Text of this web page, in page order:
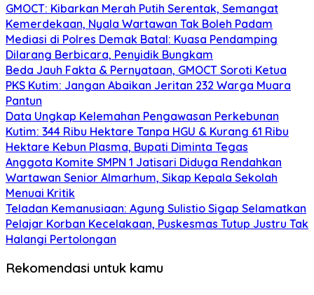
GMOCT: Kibarkan Merah Putih Serentak, Semangat
Kemerdekaan, Nyala Wartawan Tak Boleh Padam
Mediasi di Polres Demak Batal: Kuasa Pendamping
Dilarang Berbicara, Penyidik Bungkam
Beda Jauh Fakta & Pernyataan, GMOCT Soroti Ketua
PKS Kutim: Jangan Abaikan Jeritan 232 Warga Muara
Pantun
Data Ungkap Kelemahan Pengawasan Perkebunan
Kutim: 344 Ribu Hektare Tanpa HGU & Kurang 61 Ribu
Hektare Kebun Plasma, Bupati Diminta Tegas
Anggota Komite SMPN 1 Jatisari Diduga Rendahkan
Wartawan Senior Almarhum, Sikap Kepala Sekolah
Menuai Kritik
Teladan Kemanusiaan: Agung Sulistio Sigap Selamatkan
Pelajar Korban Kecelakaan, Puskesmas Tutup Justru Tak
Halangi Pertolongan
Rekomendasi untuk kamu